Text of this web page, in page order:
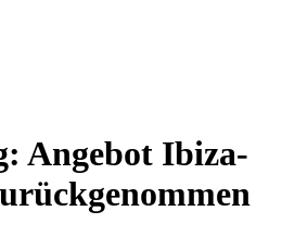
Angebot Ibiza-